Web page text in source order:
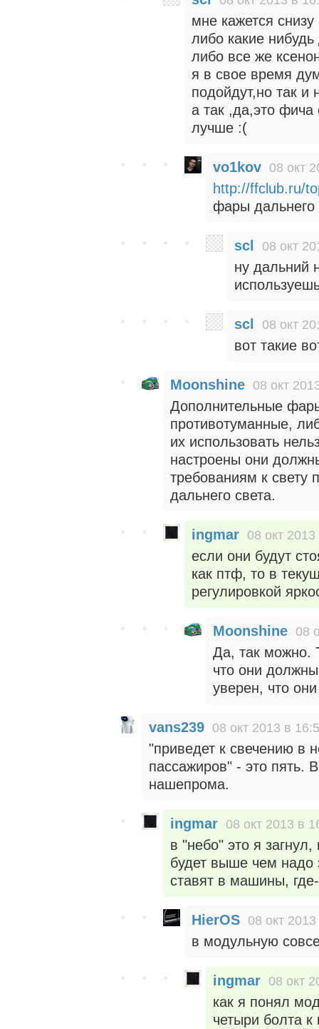
мне кажется
либо какие нибудь
либо все же
я в свое время
подойдут,но так и
а так ,да,это
лучше :(
vo1kov 08 окт
http://ffclub.ru/
фары дальнего
scl 08 окт
ну дальний
scl 08 окт
вот такие
Moonshine 08 окт
Дополнительные
противотуманные,
их использовать
настроены они
требованиям к
дальнего света.
ingmar 08 окт
если они будут
как птф, то в
регулировкой
Moonshine 08
Да, так можно.
что они
уверен, что
vans239 08 окт 2013 в
"приведет к свечению в
пассажиров" - это пять.
нашепрома.
ingmar 08 окт 2013 в
в "небо" это я загнул,
будет выше чем надо
ставят в машины,
HierOS 08 окт
в модульную
ingmar 08 окт
как я понял
четыри болта к